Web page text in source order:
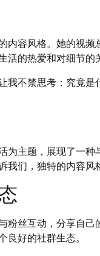
容风格。她的视
的热爱和对细节的
我不禁思考：究竟
主题，展现了一种
们，独特的内容风
丝互动，分享自
好的社群生态。